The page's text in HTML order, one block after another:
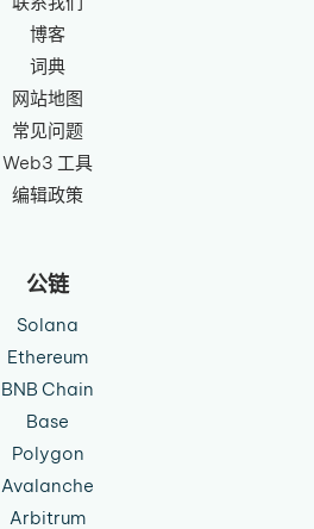
博客
词典
网站地图
常见问题
Web3 工具
编辑政策
公链
Solana
Ethereum
BNB Chain
Base
Polygon
Avalanche
Arbitrum